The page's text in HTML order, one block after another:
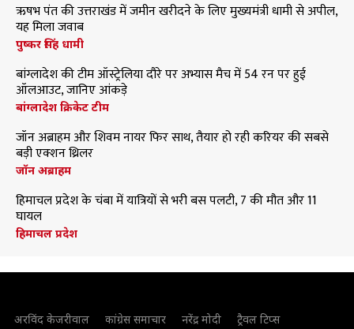
ऋषभ पंत की उत्तराखंड में जमीन खरीदने के लिए मुख्यमंत्री धामी से अपील,
यह मिला जवाब
पुष्कर सिंह धामी
बांग्लादेश की टीम ऑस्ट्रेलिया दौरे पर अभ्यास मैच में 54 रन पर हुई
ऑलआउट, जानिए आंकड़े
बांग्लादेश क्रिकेट टीम
जॉन अब्राहम और शिवम नायर फिर साथ, तैयार हो रही करियर की सबसे
बड़ी एक्शन थ्रिलर
जॉन अब्राहम
हिमाचल प्रदेश के चंबा में यात्रियों से भरी बस पलटी, 7 की मौत और 11
घायल
हिमाचल प्रदेश
अरविंद केजरीवाल कांग्रेस समाचार नरेंद्र मोदी
ट्रैवल टिप्स